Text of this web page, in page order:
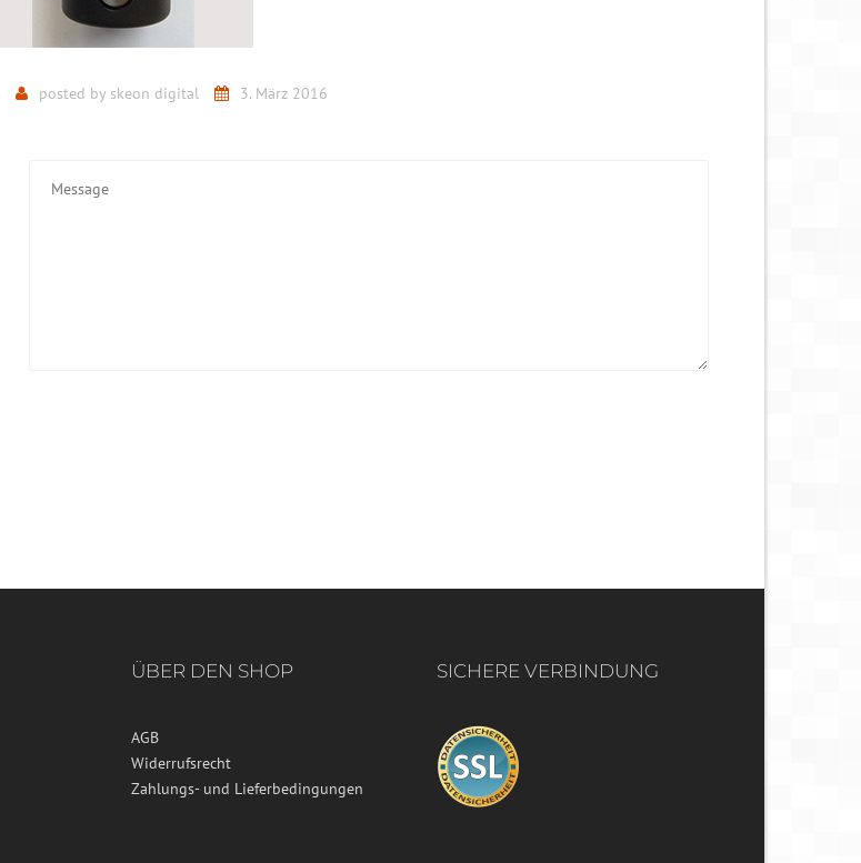
posted by skeon digital 3. März 2016
ÜBER DEN SHOP
AGB
Widerrufsrecht
Zahlungs- und Lieferbedingungen
SICHERE VERBINDUNG